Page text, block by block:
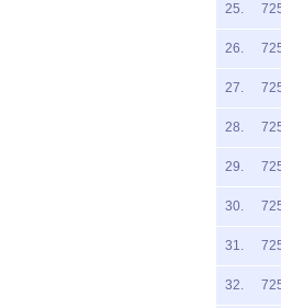
25.
26.
27.
28.
29.
30.
31.
32.